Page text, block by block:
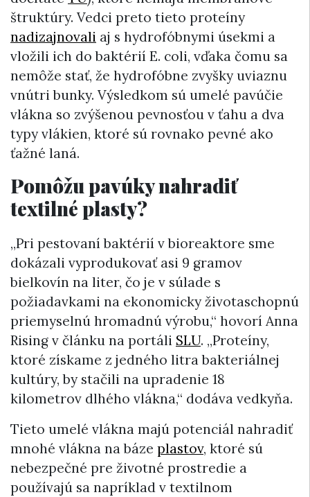
štruktúry. Vedci preto tieto proteíny
nadizajnovali aj s hydrofóbnymi úsekmi a
vložili ich do baktérií E. coli, vďaka čomu sa
nemôže stať, že hydrofóbne zvyšky uviaznu
vnútri bunky. Výsledkom sú umelé pavúčie
vlákna so zvýšenou pevnosťou v ťahu a dva
typy vlákien, ktoré sú rovnako pevné ako
ťažné laná.
Pomôžu pavúky nahradiť
textilné plasty?
„Pri pestovaní baktérií v bioreaktore sme
dokázali vyprodukovať asi 9 gramov
bielkovín na liter, čo je v súlade s
požiadavkami na ekonomicky životaschopnú
priemyselnú hromadnú výrobu,“ hovorí Anna
Rising v článku na portáli SLU. „Proteíny,
ktoré získame z jedného litra bakteriálnej
kultúry, by stačili na upradenie 18
kilometrov dlhého vlákna,“ dodáva vedkyňa.
Tieto umelé vlákna majú potenciál nahradiť
mnohé vlákna na báze plastov, ktoré sú
nebezpečné pre životné prostredie a
používajú sa napríklad v textilnom